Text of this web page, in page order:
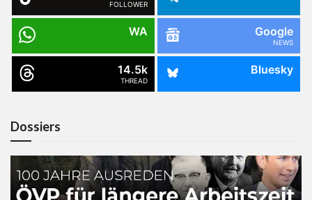
FOLLOWER
WA Google
NEWS
14.5k
THREAD
Bluesky
Dossiers